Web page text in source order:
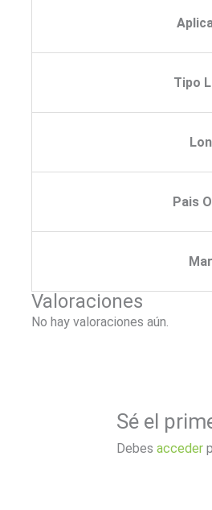
Tipo
Pais
Valoraciones
No hay valoraciones aún.
Sé el
Debesacceder